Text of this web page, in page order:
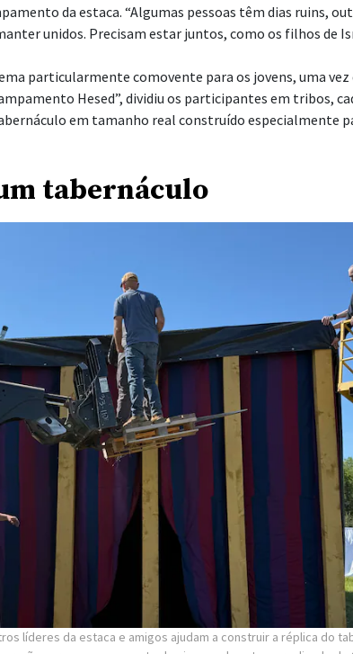
da estaca. “Algumas pessoas têm dias ruins,
unidos. Precisam estar juntos, como os filhos de
particularmente comovente para os jovens, uma vez
Hesed”, dividiu os participantes em tribos,
em tamanho real construído especialmente
tabernáculo
líderes da estaca e amigos ajudam a construir a réplica do